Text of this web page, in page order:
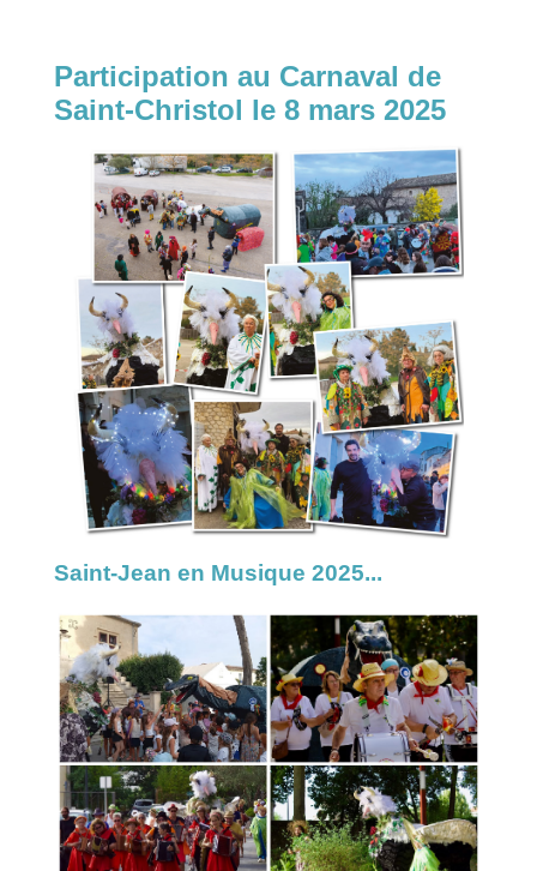
Participation au Carnaval de
Saint-Christol le 8 mars 2025
Saint-Jean en Musique 2025...